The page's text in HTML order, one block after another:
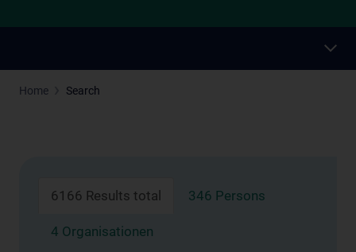
Home Search
6166 Results total 346 Persons
4 Organisationen